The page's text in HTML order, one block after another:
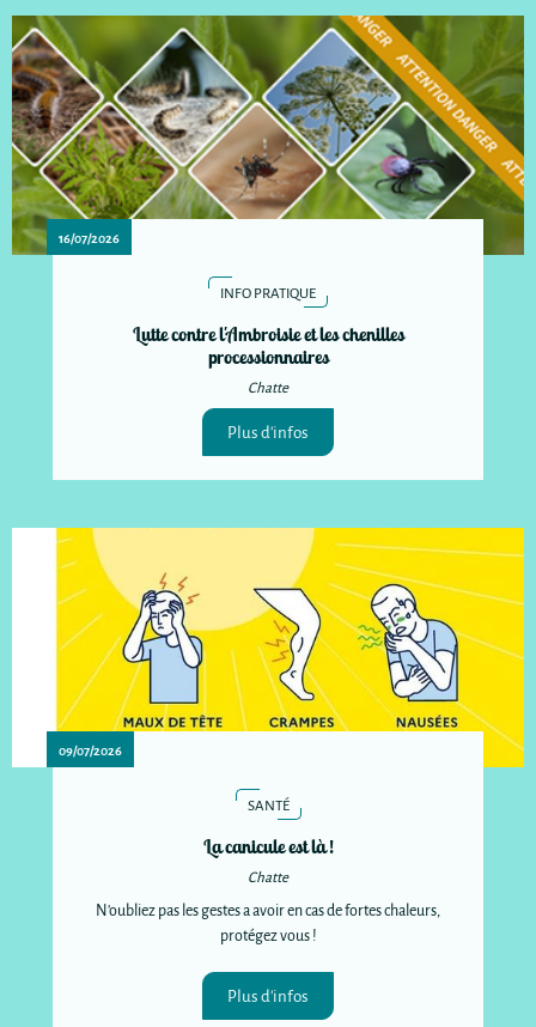
16/07/2026
INFO PRATIQUE
Lutte contre l'Ambroisie et les chenilles
processionnaires
Chatte
Plus d'infos
09/07/2026
SANTÉ
La canicule est là !
Chatte
N'oubliez pas les gestes a avoir en cas de fortes chaleurs,
protégez vous !
Plus d'infos